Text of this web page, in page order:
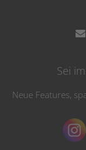
Sei
Neue Features,